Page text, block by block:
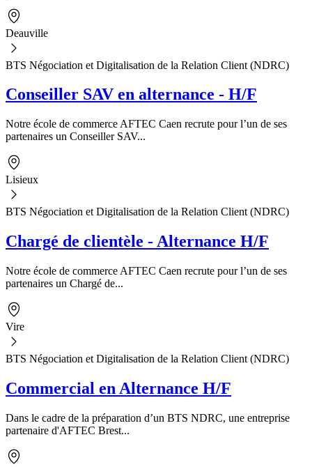
Deauville
BTS Négociation et Digitalisation de la Relation Client (NDRC)
Conseiller SAV en alternance - H/F
Notre école de commerce AFTEC Caen recrute pour l’un de ses
partenaires un Conseiller SAV...
Lisieux
BTS Négociation et Digitalisation de la Relation Client (NDRC)
Chargé de clientèle - Alternance H/F
Notre école de commerce AFTEC Caen recrute pour l’un de ses
partenaires un Chargé de...
Vire
BTS Négociation et Digitalisation de la Relation Client (NDRC)
Commercial en Alternance H/F
Dans le cadre de la préparation d’un BTS NDRC, une entreprise
partenaire d'AFTEC Brest...